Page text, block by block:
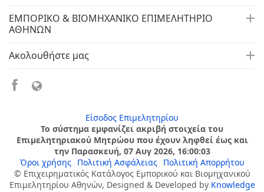
ΕΜΠΟΡΙΚΟ & ΒΙΟΜΗΧΑΝΙΚΟ ΕΠΙΜΕΛΗΤΗΡΙΟ
ΑΘΗΝΩΝ
Ακολουθήστε μας
Είσοδος Επιμελητηρίου
Το σύστημα εμφανίζει ακριβή στοιχεία του
Επιμελητηριακού Μητρώου που έχουν ληφθεί έως και
την Παρασκευή, 07 Αυγ 2026, 16:00:03
Όροι χρήσης
Πολιτική Ασφάλειας
Πολιτική Απορρήτου
© Επιχειρηματικός Κατάλογος Εμπορικού και Βιομηχανικού
Επιμελητηρίου Αθηνών, Designed & Developed by Knowledge